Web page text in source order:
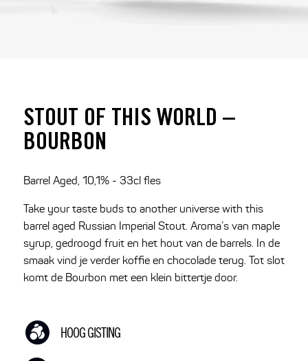
STOUT OF THIS WORLD –
BOURBON
Barrel Aged, 10,1% - 33cl fles
Take your taste buds to another universe with this
barrel aged Russian Imperial Stout. Aroma’s van maple
syrup, gedroogd fruit en het hout van de barrels. In de
smaak vind je verder koffie en chocolade terug. Tot slot
komt de Bourbon met een klein bittertje door.
HOOG GISTING